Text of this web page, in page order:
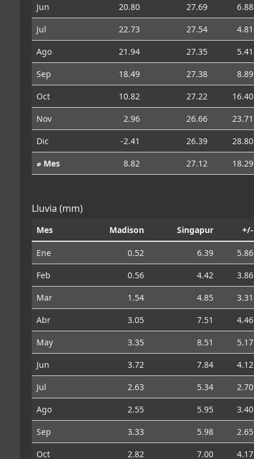
Jun
20.80 27.69
6.88
Jul
22.73 27.54
4.81
Ago
21.94 27.35
5.41
Sep
18.49 27.38
8.89
Oct
10.82 27.22
16.40
Nov
2.96 26.66
23.71
Dic
-2.41 26.39
28.80
⌀ Mes
8.82 27.12 18.29
Lluvia (mm)
Mes Madison Singapur +/-
Ene 0.52 6.39
5.86
Feb
0.56 4.42
3.86
Mar
1.54 4.85
3.31
Abr
3.05 7.51
4.46
May
3.35 8.51
5.17
Jun
3.72 7.84
4.12
Jul
2.63 5.34
2.70
Ago
2.55 5.95
3.40
Sep
3.33 5.98
2.65
Oct
2.82 7.00 4.17